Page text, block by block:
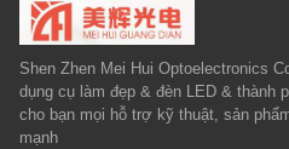
Shen Zhen Mei Hui Optoelectronics
dụng cụ làm đẹp & đèn LED & thành
cho bạn mọi hỗ trợ kỹ thuật, sản
mạnh